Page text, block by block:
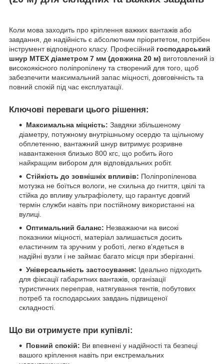
Коли мова заходить про кріплення важких вантажів або
завдання, де надійність є абсолютним пріоритетом, потрібен
інструмент відповідного класу. Професійний господарський
шнур MTEX діаметром 7 мм (довжина 20 м) виготовлений із
високоякісного поліпропілену та створений для того, щоб
забезпечити максимальний запас міцності, довговічність та
повний спокій під час експлуатації.
Ключові переваги цього рішення:
Максимальна міцність: Завдяки збільшеному
діаметру, потужному внутрішньому осердю та щільному
обплетенню, вантажний шнур витримує розривне
навантаження близько 800 кгс, що робить його
найкращим вибором для відповідальних робіт.
Стійкість до зовнішніх впливів: Поліпропіленова
мотузка не боїться вологи, не схильна до гниття, цвілі та
стійка до впливу ультрафіолету, що гарантує довгий
термін служби навіть при постійному використанні на
вулиці.
Оптимальний баланс: Незважаючи на високі
показники міцності, матеріал залишається досить
еластичним та зручним у роботі, легко в'ядеться в
надійні вузли і не займає багато місця при зберіганні.
Універсальність застосування: Ідеально підходить
для фіксації габаритних вантажів, організації
туристичних переправ, натягування тентів, побутових
потреб та господарських завдань підвищеної
складності.
Що ви отримуєте при купівлі:
Повний спокій: Ви впевнені у надійності та безпеці
вашого кріплення навіть при екстремальних